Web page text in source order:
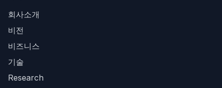
회사소개
비전
비즈니스
기술
Research